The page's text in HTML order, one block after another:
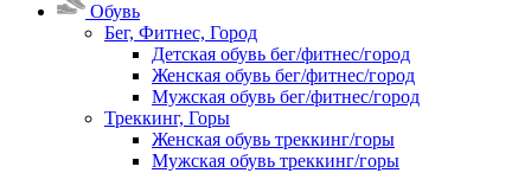
Обувь
Бег, Фитнес, Город
Детская обувь бег/фитнес/город
Женская обувь бег/фитнес/город
Мужская обувь бег/фитнес/город
Треккинг, Горы
Женская обувь треккинг/горы
Мужская обувь треккинг/горы